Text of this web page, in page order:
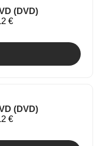
(DVD)
€
(DVD)
€